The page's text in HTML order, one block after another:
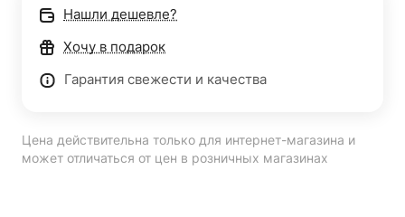
Нашли дешевле?
Хочу в подарок
Гарантия свежести и качества
Цена действительна только для интернет-магазина и
может отличаться от цен в розничных магазинах